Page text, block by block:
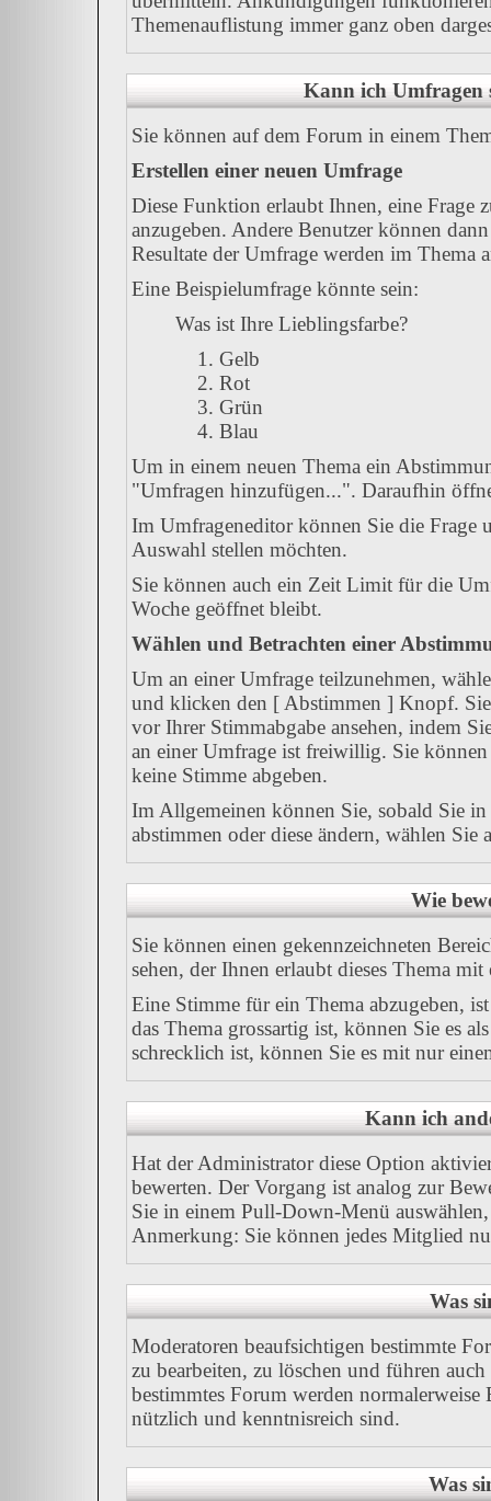
Themenauflistung immer ganz oben
Kann ich Umfragen
Sie können auf dem Forum in einem
Erstellen einer neuen Umfrage
Diese Funktion erlaubt Ihnen, eine Frage
anzugeben. Andere Benutzer können
Resultate der Umfrage werden im Thema
Eine Beispielumfrage könnte sein:
Was ist Ihre Lieblingsfarbe?
Gelb
Rot
Grün
Blau
Um in einem neuen Thema ein
"Umfragen hinzufügen...". Daraufhin
Im Umfrageneditor können Sie die Frage
Auswahl stellen möchten.
Sie können auch ein Zeit Limit für die
Woche geöffnet bleibt.
Wählen und Betrachten einer
Um an einer Umfrage teilzunehmen,
und klicken den [ Abstimmen ] Knopf.
vor Ihrer Stimmabgabe ansehen, indem
an einer Umfrage ist freiwillig. Sie
keine Stimme abgeben.
Im Allgemeinen können Sie, sobald Sie
abstimmen oder diese ändern, wählen Sie
Wie
Sie können einen gekennzeichneten
sehen, der Ihnen erlaubt dieses Thema
Eine Stimme für ein Thema abzugeben,
das Thema grossartig ist, können Sie es
schrecklich ist, können Sie es mit nur
Kann ich
Hat der Administrator diese Option
bewerten. Der Vorgang ist analog zur
Sie in einem Pull-Down-Menü
Anmerkung: Sie können jedes Mitglied
Was
Moderatoren beaufsichtigen bestimmte
zu bearbeiten, zu löschen und führen
bestimmtes Forum werden normalerweise
nützlich und kenntnisreich sind.
Was